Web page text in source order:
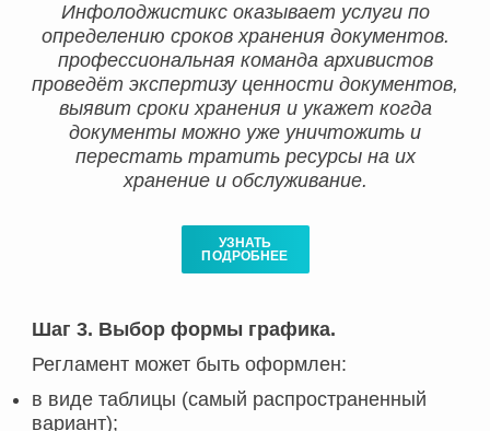
Инфолоджистикс оказывает услуги по
определению сроков хранения документов.
профессиональная команда архивистов
проведёт экспертизу ценности документов,
выявит сроки хранения и укажет когда
документы можно уже уничтожить и
перестать тратить ресурсы на их
хранение и обслуживание.
УЗНАТЬ
ПОДРОБНЕЕ
Шаг 3. Выбор формы графика.
Регламент может быть оформлен:
в виде таблицы (самый распространенный
вариант);